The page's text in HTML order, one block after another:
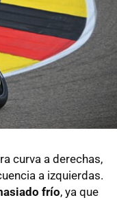
curva a derechas,
a izquierdas.
frío, ya que